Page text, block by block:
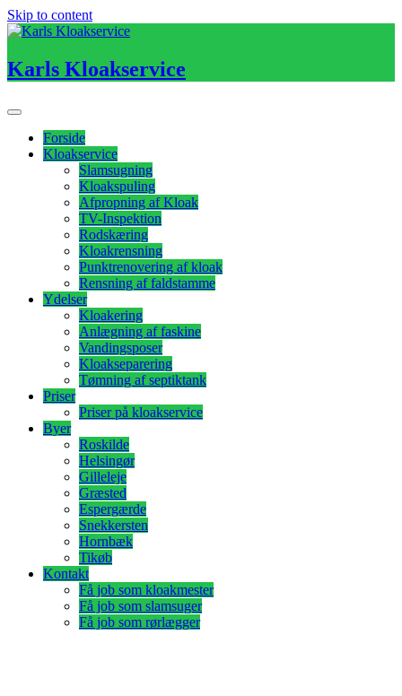
Skip to content
Karls Kloakservice
Forside
Kloakservice
Slamsugning
Kloakspuling
Afpropning af Kloak
TV-Inspektion
Rodskæring
Kloakrensning
Punktrenovering af kloak
Rensning af faldstamme
Ydelser
Kloakering
Anlægning af faskine
Vandingsposer
Kloakseparering
Tømning af septiktank
Priser
Priser på kloakservice
Byer
Roskilde
Helsingør
Gilleleje
Græsted
Espergærde
Snekkersten
Hornbæk
Tikøb
Kontakt
Få job som kloakmester
Få job som slamsuger
Få job som rørlægger